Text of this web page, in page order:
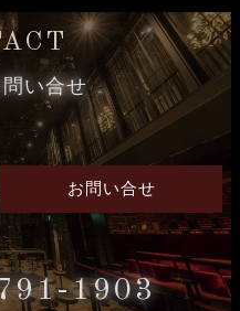
い合せ
お問い合せ
1903